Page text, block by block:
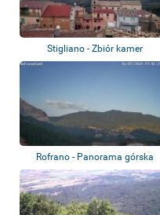
Stigliano - Zbiór kamer
Rofrano - Panorama górska